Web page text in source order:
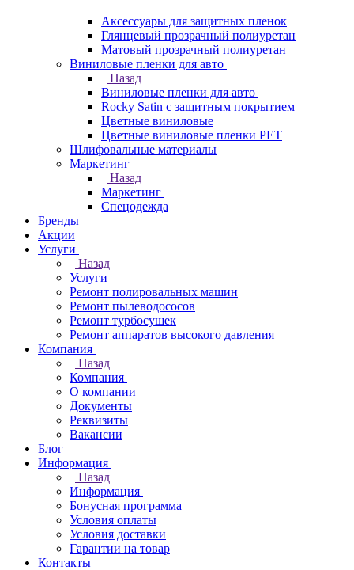
Аксессуары для защитных пленок
Глянцевый прозрачный полиуретан
Матовый прозрачный полиуретан
Виниловые пленки для авто
Назад
Виниловые пленки для авто
Rocky Satin с защитным покрытием
Цветные виниловые
Цветные виниловые пленки PET
Шлифовальные материалы
Маркетинг
Назад
Маркетинг
Спецодежда
Бренды
Акции
Услуги
Назад
Услуги
Ремонт полировальных машин
Ремонт пылеводососов
Ремонт турбосушек
Ремонт аппаратов высокого давления
Компания
Назад
Компания
О компании
Документы
Реквизиты
Вакансии
Блог
Информация
Назад
Информация
Бонусная программа
Условия оплаты
Условия доставки
Гарантии на товар
Контакты